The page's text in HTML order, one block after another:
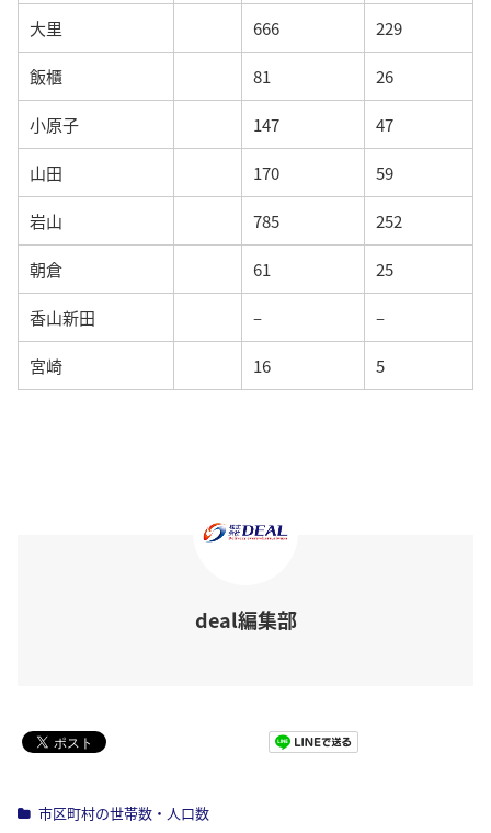
大里 666 229
飯櫃 81 26
小原子 147 47
山田 170 59
岩山 785 252
朝倉 61 25
香山新田 – –
宮崎 16 5
deal編集部
市区町村の世帯数・人口数